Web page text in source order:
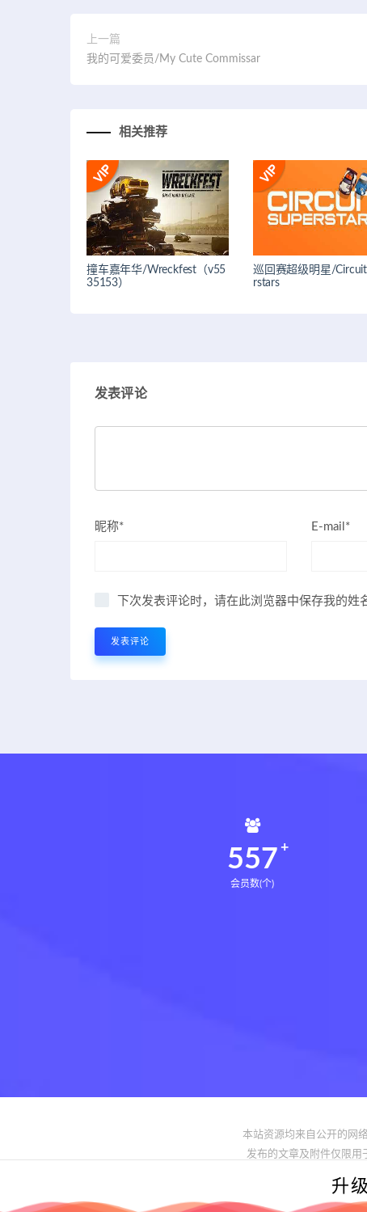
上一篇
我的可爱委员/My Cute Commissar
相关推荐
撞车嘉年华/Wreckfest（v55
35153）
巡回赛超级明星/
rstars
发表评论
昵称* E-mail*
下次发表评论时，请在此浏览器中保存我的姓
560
会员数(个)
本站资源均来自公开的网
发布的文章及附件仅限
升